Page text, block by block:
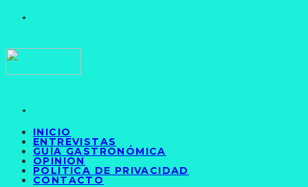
INICIO
ENTREVISTAS
GUÍA GASTRONÓMICA
OPINIÓN
POLÍTICA DE PRIVACIDAD
CONTACTO